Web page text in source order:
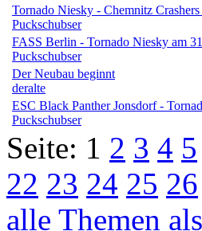
Tornado Niesky - Chemnitz
Puckschubser
FASS Berlin - Tornado Niesky am
Puckschubser
Der Neubau beginnt
deralte
ESC Black Panther Jonsdorf -
Puckschubser
Seite: 1 2 3 4 5
22 23 24 25 26
alle Themen